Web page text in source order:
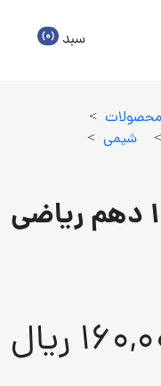
سبد (0)
محصولات >
> شيمي >
گل واژه 04- شیمی 1 دهم ریاضی
ریال